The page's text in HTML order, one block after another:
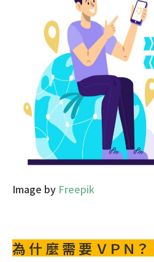
Image by Freepik
為 什 麼 需 要 ＶＰＮ？